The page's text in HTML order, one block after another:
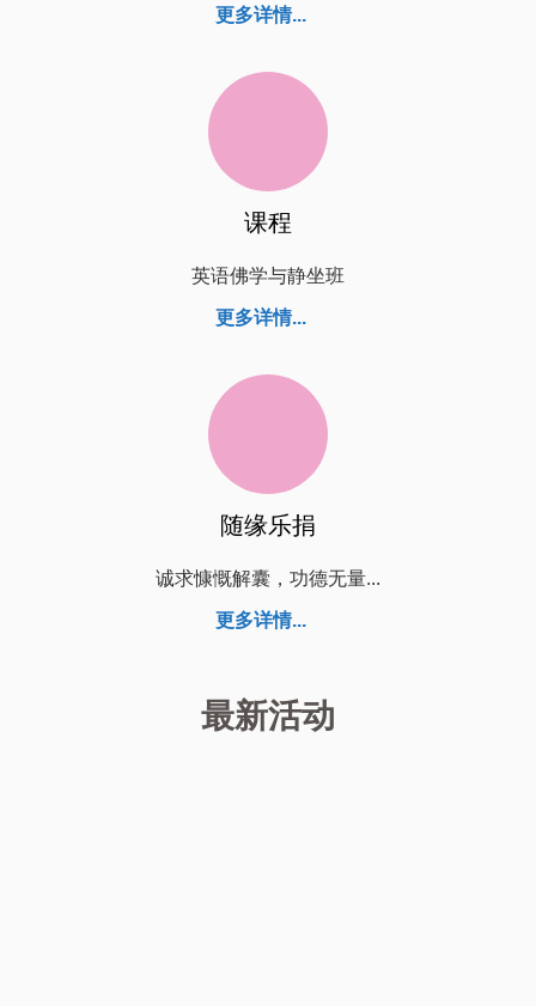
更多详情...
课程
英语佛学与静坐班
更多详情...
随缘乐捐
诚求慷慨解囊，功德无量...
更多详情...
最新活动